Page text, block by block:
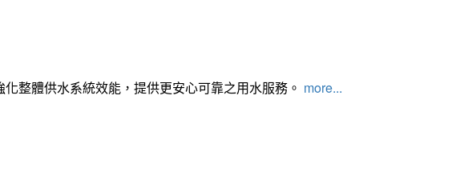
整體供水系統效能，提供更安心可靠之用水服務。 more...